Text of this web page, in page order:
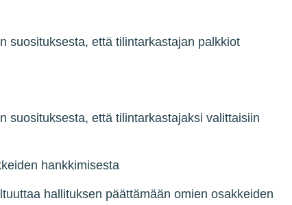
suosituksesta, että tilintarkastajan palkkiot
suosituksesta, että tilintarkastajaksi valittaisiin
hankkimisesta
hallituksen päättämään omien osakkeiden